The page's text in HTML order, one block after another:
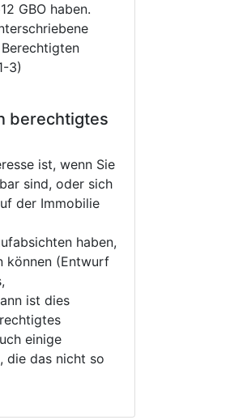
GBO haben.
3)
berechtigtes
ist, wenn Sie
sind, oder sich
der Immobilie
haben,
können (Entwurf
ist dies
einige
die das nicht so